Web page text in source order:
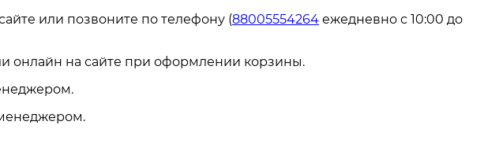
или позвоните по телефону (88005554264 ежедневно с 10:00 до
онлайн на сайте при оформлении корзины.